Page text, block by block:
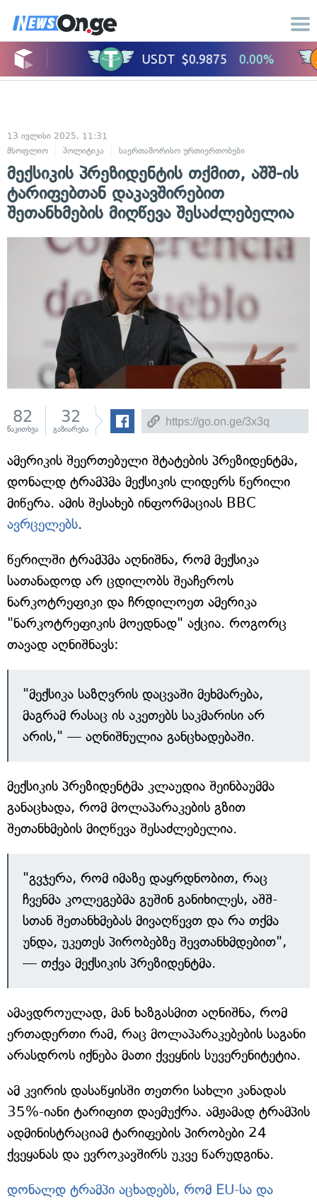
13 ივლისი 2025, 11:31
მსოფლიო
პოლიტიკა საერთაშორისო ურთიერთობები
მექსიკის პრეზიდენტის თქმით, აშშ-ის
ტარიფებთან დაკავშირებით
შეთანხმების მიღწევა შესაძლებელია
82
წაკითხვა
32
გაზიარება
ამერიკის შეერთებული შტატების პრეზიდენტმა,
დონალდ ტრამპმა მექსიკის ლიდერს წერილი
მიწერა. ამის შესახებ ინფორმაციას BBC
ავრცელებს.
წერილში ტრამპმა აღნიშნა, რომ მექსიკა
სათანადოდ არ ცდილობს შეაჩეროს
ნარკოტრეფიკი და ჩრდილოეთ ამერიკა
"ნარკოტრეფიკის მოედნად" აქცია. როგორც
თავად აღნიშნავს:
"მექსიკა საზღვრის დაცვაში მეხმარება,
მაგრამ რასაც ის აკეთებს საკმარისი არ
არის," — აღნიშნულია განცხადებაში.
მექსიკის პრეზიდენტმა კლაუდია შეინბაუმმა
განაცხადა, რომ მოლაპარაკების გზით
შეთანხმების მიღწევა შესაძლებელია.
"გვჯერა, რომ იმაზე დაყრდნობით, რაც
ჩვენმა კოლეგებმა გუშინ განიხილეს, აშშ-
სთან შეთანხმებას მივაღწევთ და რა თქმა
უნდა, უკეთეს პირობებზე შევთანხმდებით",
— თქვა მექსიკის პრეზიდენტმა.
ამავდროულად, მან ხაზგასმით აღნიშნა, რომ
ერთადერთი რამ, რაც მოლაპარაკებების საგანი
არასდროს იქნება მათი ქვეყნის სუვერენიტეტია.
ამ კვირის დასაწყისში თეთრი სახლი კანადას
35%-იანი ტარიფით დაემუქრა. ამჟამად ტრამპის
ადმინისტრაციამ ტარიფების პირობები 24
ქვეყანას და ევროკავშირს უკვე წარუდგინა.
დონალდ ტრამპი აცხადებს, რომ EU-სა და